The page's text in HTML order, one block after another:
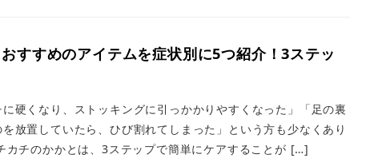
すすめのアイテムを症状別に5つ紹介！3ステッ
に硬くなり、ストッキングに引っかかりやすくなった」「足の裏
放置していたら、ひび割れてしまった」という方も少なくあり
カチのかかとは、3ステップで簡単にケアすることが […]